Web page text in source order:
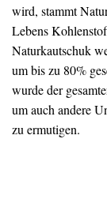
wird, stammt
Lebens
Naturkautschuk
um bis zu 80%
wurde der
um auch andere
zu ermutigen.